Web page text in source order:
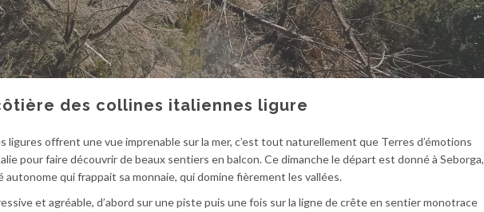
des collines italiennes ligure
ligures offrent une vue imprenable sur la mer, c’est tout naturellement que Terres d’émotions
pour faire découvrir de beaux sentiers en balcon. Ce dimanche le départ est donné à Seborga,
autonome qui frappait sa monnaie, qui domine fièrement les vallées.
et agréable, d’abord sur une piste puis une fois sur la ligne de crête en sentier monotrace